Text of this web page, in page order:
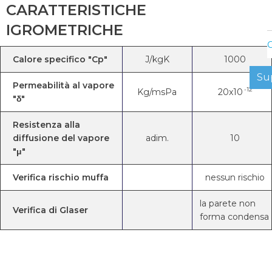
CARATTERISTICHE
IGROMETRICHE
Calore specifico "Cp" J/kgK 1000
Permeabilità al vapore
"δ"
Kg/msPa 20x10 -12
Resistenza alla
diffusione del vapore
"μ"
adim. 10
Verifica rischio muffa nessun rischio
Verifica di Glaser
la parete non
forma condensa